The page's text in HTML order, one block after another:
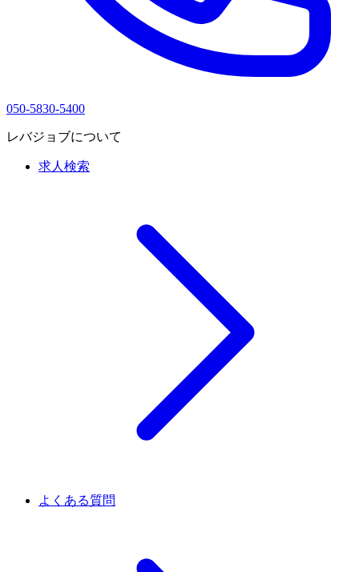
050-5830-5400
レバジョブについて
求人検索
よくある質問